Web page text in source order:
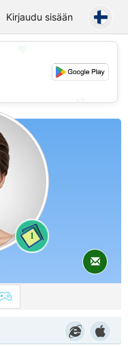
Chat
Kirjaudu sisään
1